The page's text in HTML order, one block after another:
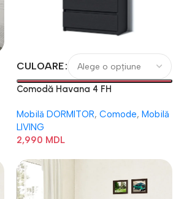
CULOARE
Comodă Havana 4 FH
Mobilă DORMITOR, Comode, Mobilă
LIVING
2,990 MDL